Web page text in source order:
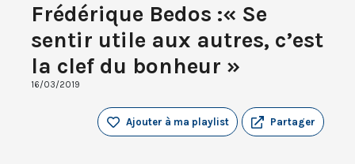
Frédérique Bedos :« Se
sentir utile aux autres, c’est
la clef du bonheur »
16/03/2019
Partager
Ajouter à ma playlist